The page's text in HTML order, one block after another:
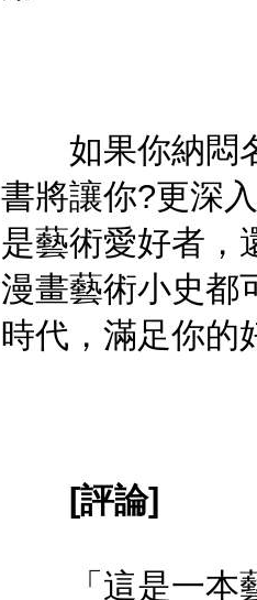
如果你納悶名
書將讓你?更深
是藝術愛好者，
漫畫藝術小史都
時代，滿足你的
[評論]
「這是一本藝